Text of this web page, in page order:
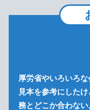
厚労省やいろいろ
見本を参考にした
務とどこか合わない